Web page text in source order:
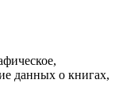
данных о книгах,